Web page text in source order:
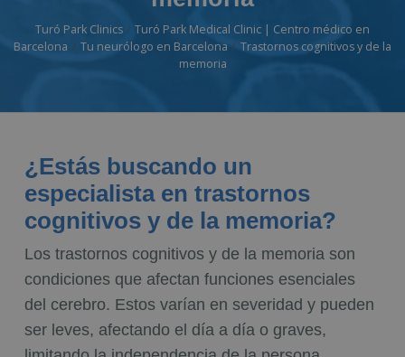
Turó Park Clinics
Turó Park Medical Clinic | Centro médico en
Barcelona
Tu neurólogo en Barcelona
Trastornos cognitivos y de la
memoria
¿Estás buscando un
especialista en trastornos
cognitivos y de la memoria?
Los trastornos cognitivos y de la memoria son
condiciones que afectan funciones esenciales
del cerebro. Estos varían en severidad y pueden
ser leves, afectando el día a día o graves,